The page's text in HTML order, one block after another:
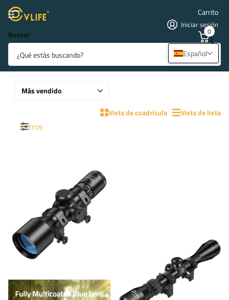
Buscar
Iniciar sesión
Carrito
0
Mira telescópica 3-9x40
12 productos
Vista de cuadrícula Vista de lista
Filtros
Español